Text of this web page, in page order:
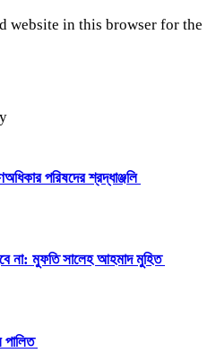
website in this browser for the
পরিষদের শ্রদ্ধাঞ্জলি
না: মুফতি সালেহ আহমাদ মুহিত
পালিত